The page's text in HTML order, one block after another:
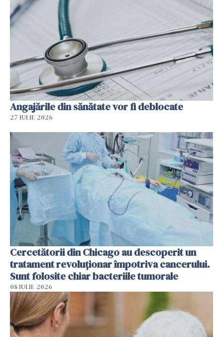
Angajările din sănătate vor fi deblocate
27 IULIE 2026
Cercetătorii din Chicago au descoperit un
tratament revoluționar împotriva cancerului.
Sunt folosite chiar bacteriile tumorale
08 IULIE 2026